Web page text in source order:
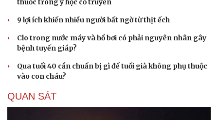
thuốc trong y học cổ truyền
9 lợi ích khiến nhiều người bất ngờ từ thịt ếch
Clo trong nước máy và hồ bơi có phải nguyên nhân gây
bệnh tuyến giáp?
Qua tuổi 40 cần chuẩn bị gì để tuổi già không phụ thuộc
vào con cháu?
QUAN SÁT